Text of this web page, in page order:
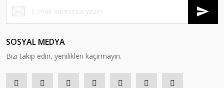
SOSYAL MEDYA
Bizi takip edin, yenilikleri kaçırmayın.